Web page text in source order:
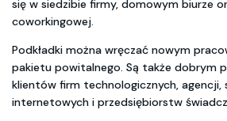
się w siedzibie firmy, domowym biurze
coworkingowej.
Podkładki można wręczać nowym
pakietu powitalnego. Są także dobrym
klientów firm technologicznych, agencji,
internetowych i przedsiębiorstw